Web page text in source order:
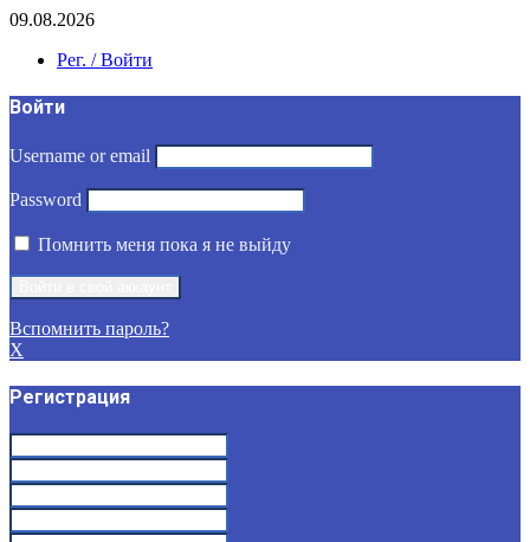
09.08.2026
Рег. / Войти
Войти
Username or email
Password
Помнить меня пока я не выйду
Вспомнить пароль?
X
Регистрация